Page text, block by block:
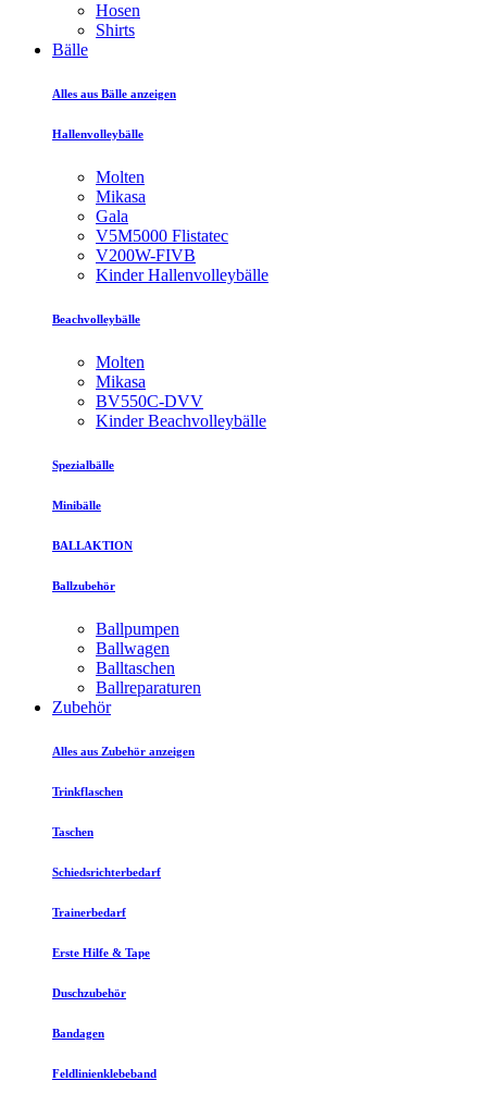
Hosen
Shirts
Bälle
Alles aus Bälle anzeigen
Hallenvolleybälle
Molten
Mikasa
Gala
V5M5000 Flistatec
V200W-FIVB
Kinder Hallenvolleybälle
Beachvolleybälle
Molten
Mikasa
BV550C-DVV
Kinder Beachvolleybälle
Spezialbälle
Minibälle
BALLAKTION
Ballzubehör
Ballpumpen
Ballwagen
Balltaschen
Ballreparaturen
Zubehör
Alles aus Zubehör anzeigen
Trinkflaschen
Taschen
Schiedsrichterbedarf
Trainerbedarf
Erste Hilfe & Tape
Duschzubehör
Bandagen
Feldlinienklebeband